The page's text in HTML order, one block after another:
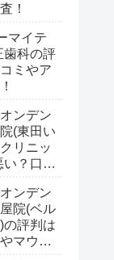
！
マイテ
歯科の評
ミやア
ンデン
(東田い
リニッ
い？口コ
！
ンデン
院(ベル
の評判は
マウス